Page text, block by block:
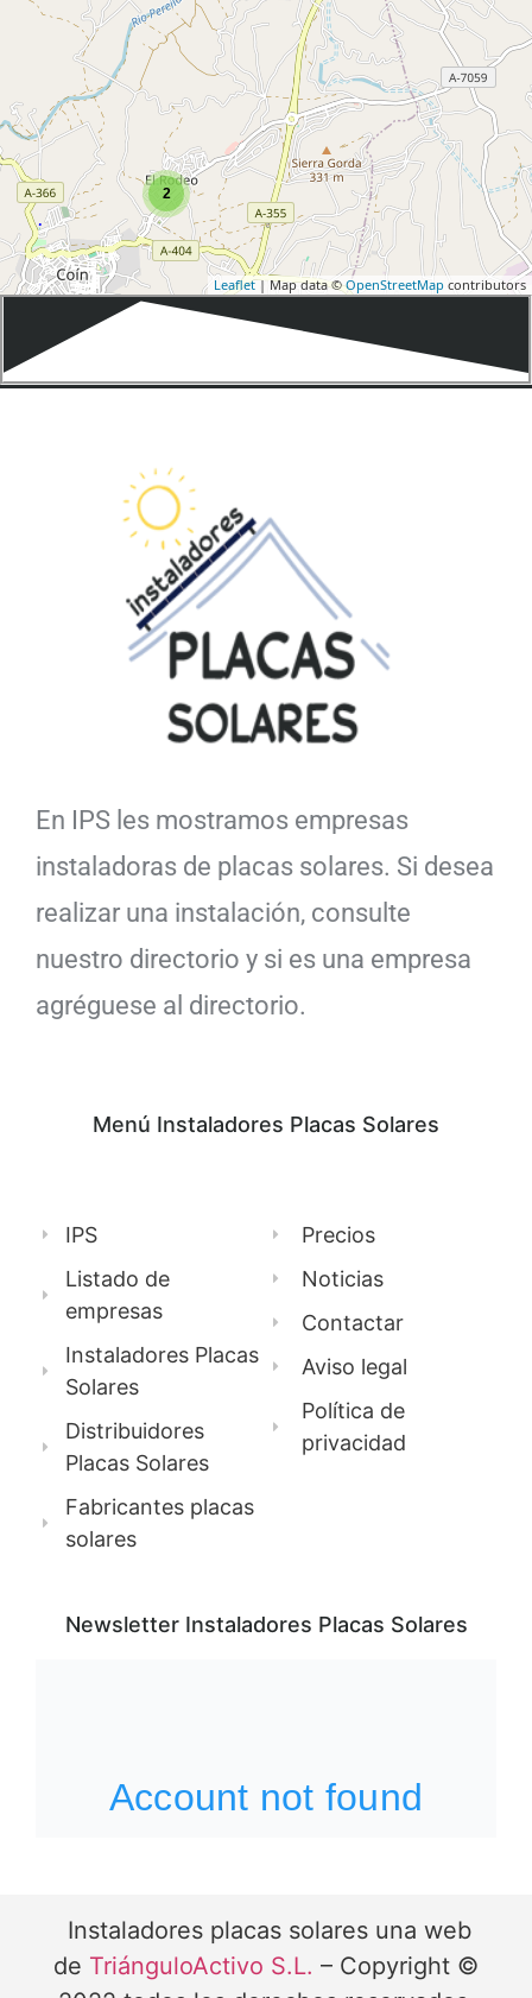
2
Leaflet| Map data ©OpenStreetMap contributors
En IPS les mostramos empresas
instaladoras de placas solares. Si desea
realizar una instalación, consulte
nuestro directorio y si es una empresa
agréguese al directorio.
Menú Instaladores Placas Solares
IPS
Listado de
empresas
Instaladores Placas
Solares
Distribuidores
Placas Solares
Fabricantes placas
solares
Precios
Noticias
Contactar
Aviso legal
Política de
privacidad
Newsletter Instaladores Placas Solares
Instaladores placas solares una web
de TriánguloActivo S.L. – Copyright ©